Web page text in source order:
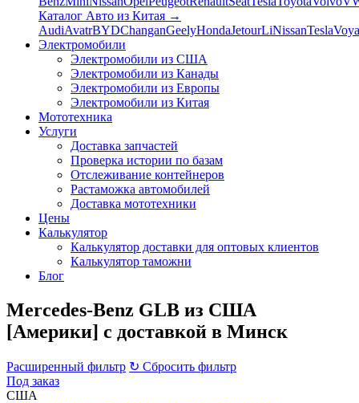
Каталог Авто из Китая →
AudiAvatrBYDChanganGeelyHondaJetourLiNissanTesla
Электромобили
Электромобили из США
Электромобили из Канады
Электромобили из Европы
Электромобили из Китая
Мототехника
Услуги
Доставка запчастей
Проверка истории по базам
Отслеживание контейнеров
Растаможка автомобилей
Доставка мототехники
Цены
Калькулятор
Калькулятор доставки для оптовых клиентов
Калькулятор таможни
Блог
Mercedes-Benz GLB из США
[Америки] с доставкой в Минск
Расширенный фильтр ↻ Сбросить фильтр
Под заказ
США